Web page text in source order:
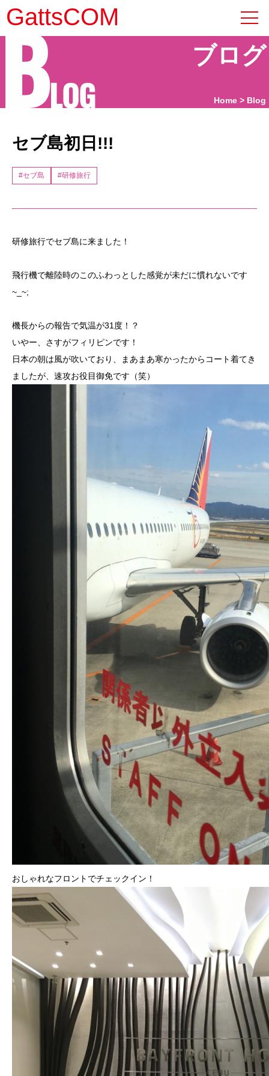
GattsCOM
ブログ
BLOG Home Blog
セブ島初日!!!
#セブ島 #研修旅行
研修旅行でセブ島に来ました！
飛行機で離陸時のこのふわっとした感覚が未だに慣れないです
~_~;
機長からの報告で気温が31度！？
いやー、さすがフィリピンです！
日本の朝は風が吹いており、まあまあ寒かったからコート着てき
ましたが、速攻お役目御免です（笑）
おしゃれなフロントでチェックイン！